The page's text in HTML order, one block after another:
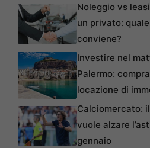
Noleggio vs
un privato: quale
conviene?
Investire nel
Palermo:
locazione di
Calciomercato:
vuole alzare
gennaio